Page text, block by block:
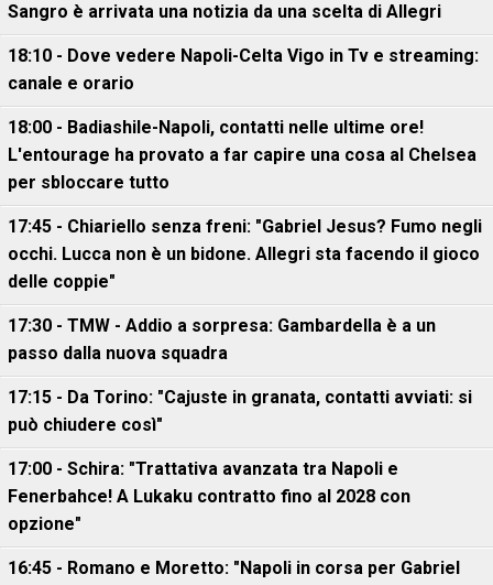
Sangro è arrivata una notizia da una scelta di Allegri
18:10 - Dove vedere Napoli-Celta Vigo in Tv e streaming:
canale e orario
18:00 - Badiashile-Napoli, contatti nelle ultime ore!
L'entourage ha provato a far capire una cosa al Chelsea
per sbloccare tutto
17:45 - Chiariello senza freni: "Gabriel Jesus? Fumo negli
occhi. Lucca non è un bidone. Allegri sta facendo il gioco
delle coppie"
17:30 - TMW - Addio a sorpresa: Gambardella è a un
passo dalla nuova squadra
17:15 - Da Torino: "Cajuste in granata, contatti avviati: si
può chiudere così"
17:00 - Schira: "Trattativa avanzata tra Napoli e
Fenerbahce! A Lukaku contratto fino al 2028 con
opzione"
16:45 - Romano e Moretto: "Napoli in corsa per Gabriel